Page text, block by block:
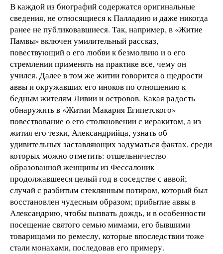
В каждой из биографий содержатся оригинальные
сведения, не относящиеся к Палладию и даже никогда
ранее не публиковавшиеся. Так, например, в «Житие
Памвы» включен умилительный рассказ,
повествующий о его любви к безмолвию и о его
стремлении применять на практике все, чему он
учился. Далее в том же житии говорится о щедрости
аввы и окружавших его иноков по отношению к
бедным жителям Ливии и островов. Какая радость
обнаружить в «Житии Макария Египетского»
повествование о его столкновении с иеракитом, а из
жития его тезки, Александрийца, узнать об
удивительных заставляющих задуматься фактах, среди
которых можно отметить: отшельничество
образованной женщины из Фессалоник
продолжавшееся целый год в соседстве с аввой;
случай с разбитым стеклянным потиром, который был
восстановлен чудесным образом; прибытие аввы в
Александрию, чтобы вызвать дождь, и в особенности
посещение святого семью мимами, его бывшими
товарищами по ремеслу, которые впоследствии тоже
стали монахами, последовав его примеру.